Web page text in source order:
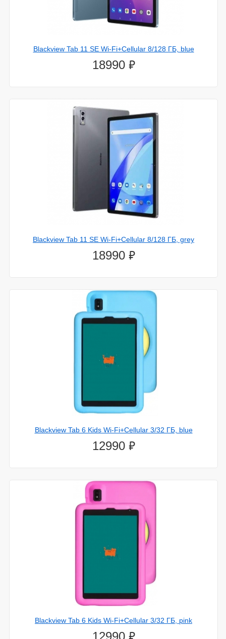
Blackview Tab 11 SE Wi-Fi+Cellular 8/128 ГБ, blue
18990 ⃏
Blackview Tab 11 SE Wi-Fi+Cellular 8/128 ГБ, grey
18990 ⃏
Blackview Tab 6 Kids Wi-Fi+Cellular 3/32 ГБ, blue
12990 ⃏
Blackview Tab 6 Kids Wi-Fi+Cellular 3/32 ГБ, pink
12990